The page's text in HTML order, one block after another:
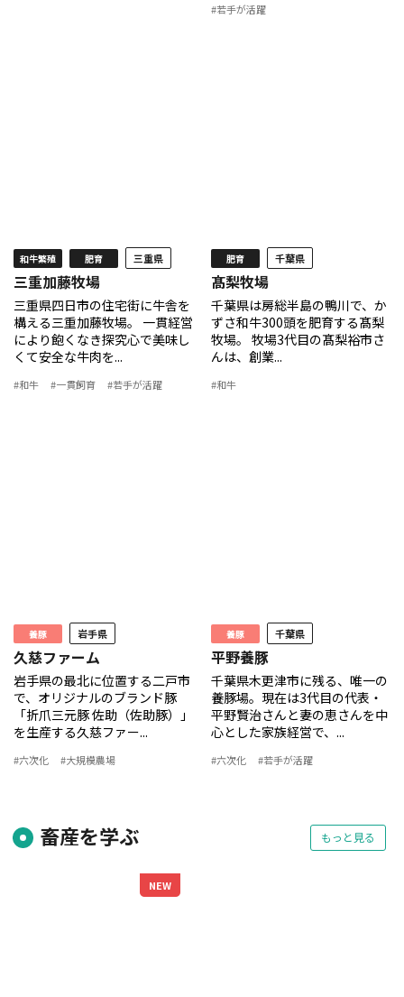
#若手が活躍
和牛繁殖 肥育 三重県
三重加藤牧場
三重県四日市の住宅街に牛舎を
構える三重加藤牧場。 一貫経営
により飽くなき探究心で美味し
くて安全な牛肉を...
#和牛 #一貫飼育 #若手が活躍
肥育 千葉県
髙梨牧場
千葉県は房総半島の鴨川で、か
ずさ和牛300頭を肥育する髙梨
牧場。 牧場3代目の髙梨裕市さ
んは、創業...
#和牛
養豚 岩手県
久慈ファーム
岩手県の最北に位置する二戸市
で、オリジナルのブランド豚
「折爪三元豚 佐助（佐助豚）」
を生産する久慈ファー...
#六次化 #大規模農場
養豚 千葉県
平野養豚
千葉県木更津市に残る、唯一の
養豚場。現在は3代目の代表・
平野賢治さんと妻の恵さんを中
心とした家族経営で、...
#六次化 #若手が活躍
畜産を学ぶ もっと見る
NEW